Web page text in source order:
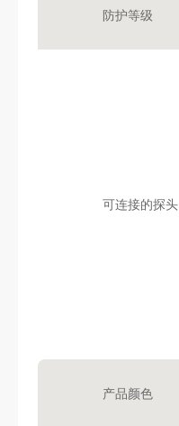
防护等级
可连接的探头
产品颜色